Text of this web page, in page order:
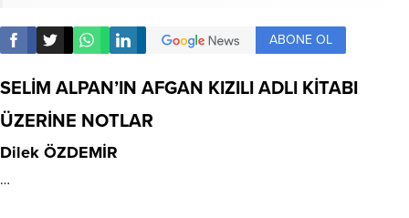
ABONE OL
SELİM ALPAN’IN AFGAN KIZILI ADLI KİTABI
ÜZERİNE NOTLAR
Dilek ÖZDEMİR
…